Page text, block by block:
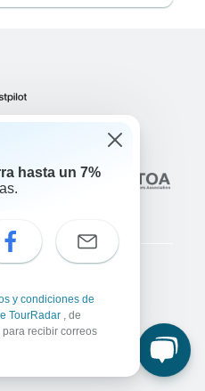
hasta un 7%
y condiciones de
TourRadar , de
recibir correos